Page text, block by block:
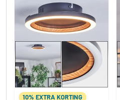
10% EXTRA KORTING